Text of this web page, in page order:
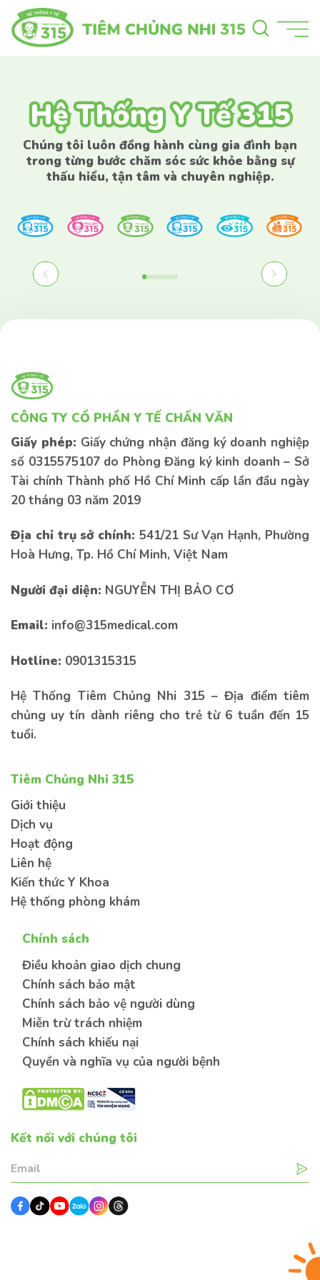
Kiến thức
Hệ Thống Y Tế 315
Hệ Thống Y Tế 315
Chúng tôi luôn đồng hành cùng gia đình bạn
trong từng bước chăm sóc sức khỏe bằng sự
thấu hiểu, tận tâm và chuyên nghiệp.
CÔNG TY CỔ PHẦN Y TẾ CHẤN VĂN
Giấy phép: Giấy chứng nhận đăng ký doanh nghiệp
số 0315575107 do Phòng Đăng ký kinh doanh – Sở
Tài chính Thành phố Hồ Chí Minh cấp lần đầu ngày
20 tháng 03 năm 2019
Địa chỉ trụ sở chính: 541/21 Sư Vạn Hạnh, Phường
Hoà Hưng, Tp. Hồ Chí Minh, Việt Nam
Người đại diện: NGUYỄN THỊ BẢO CƠ
Email: info@315medical.com
Hotline: 0901315315
Hệ Thống Tiêm Chủng Nhi 315 – Địa điểm tiêm
chủng uy tín dành riêng cho trẻ từ 6 tuần đến 15
tuổi.
Tiêm Chủng Nhi 315
Giới thiệu
Dịch vụ
Hoạt động
Liên hệ
Kiến thức Y Khoa
Hệ thống phòng khám
Chính sách
Điều khoản giao dịch chung
Chính sách bảo mật
Chính sách bảo vệ người dùng
Miễn trừ trách nhiệm
Chính sách khiếu nại
Quyền và nghĩa vụ của người bệnh
Kết nối với chúng tôi
Liên hệ tư vấn
Liên hệ tư vấn
Nếu bạn có bất kì thắc mắc nào vui lòng để
Gửi thông tin